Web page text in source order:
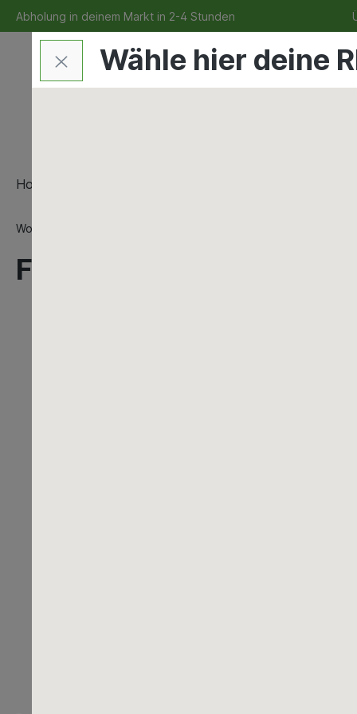
Abholung in deinem Markt in 2-4 Stunden
Home
Wohnen & Freizeit
Frostwächter Heat
Wähle hier deine